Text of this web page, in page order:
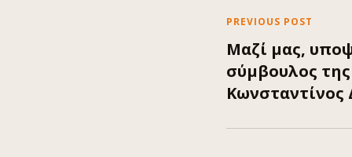
PREVIOUS POST
Μαζί μας,
σύμβουλος
Κωνσταντίνος